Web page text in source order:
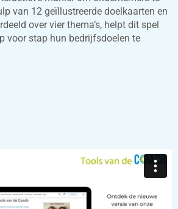
van 12 geïllustreerde doelkaarten en
over vier thema’s, helpt dit spel
voor stap hun bedrijfsdoelen te